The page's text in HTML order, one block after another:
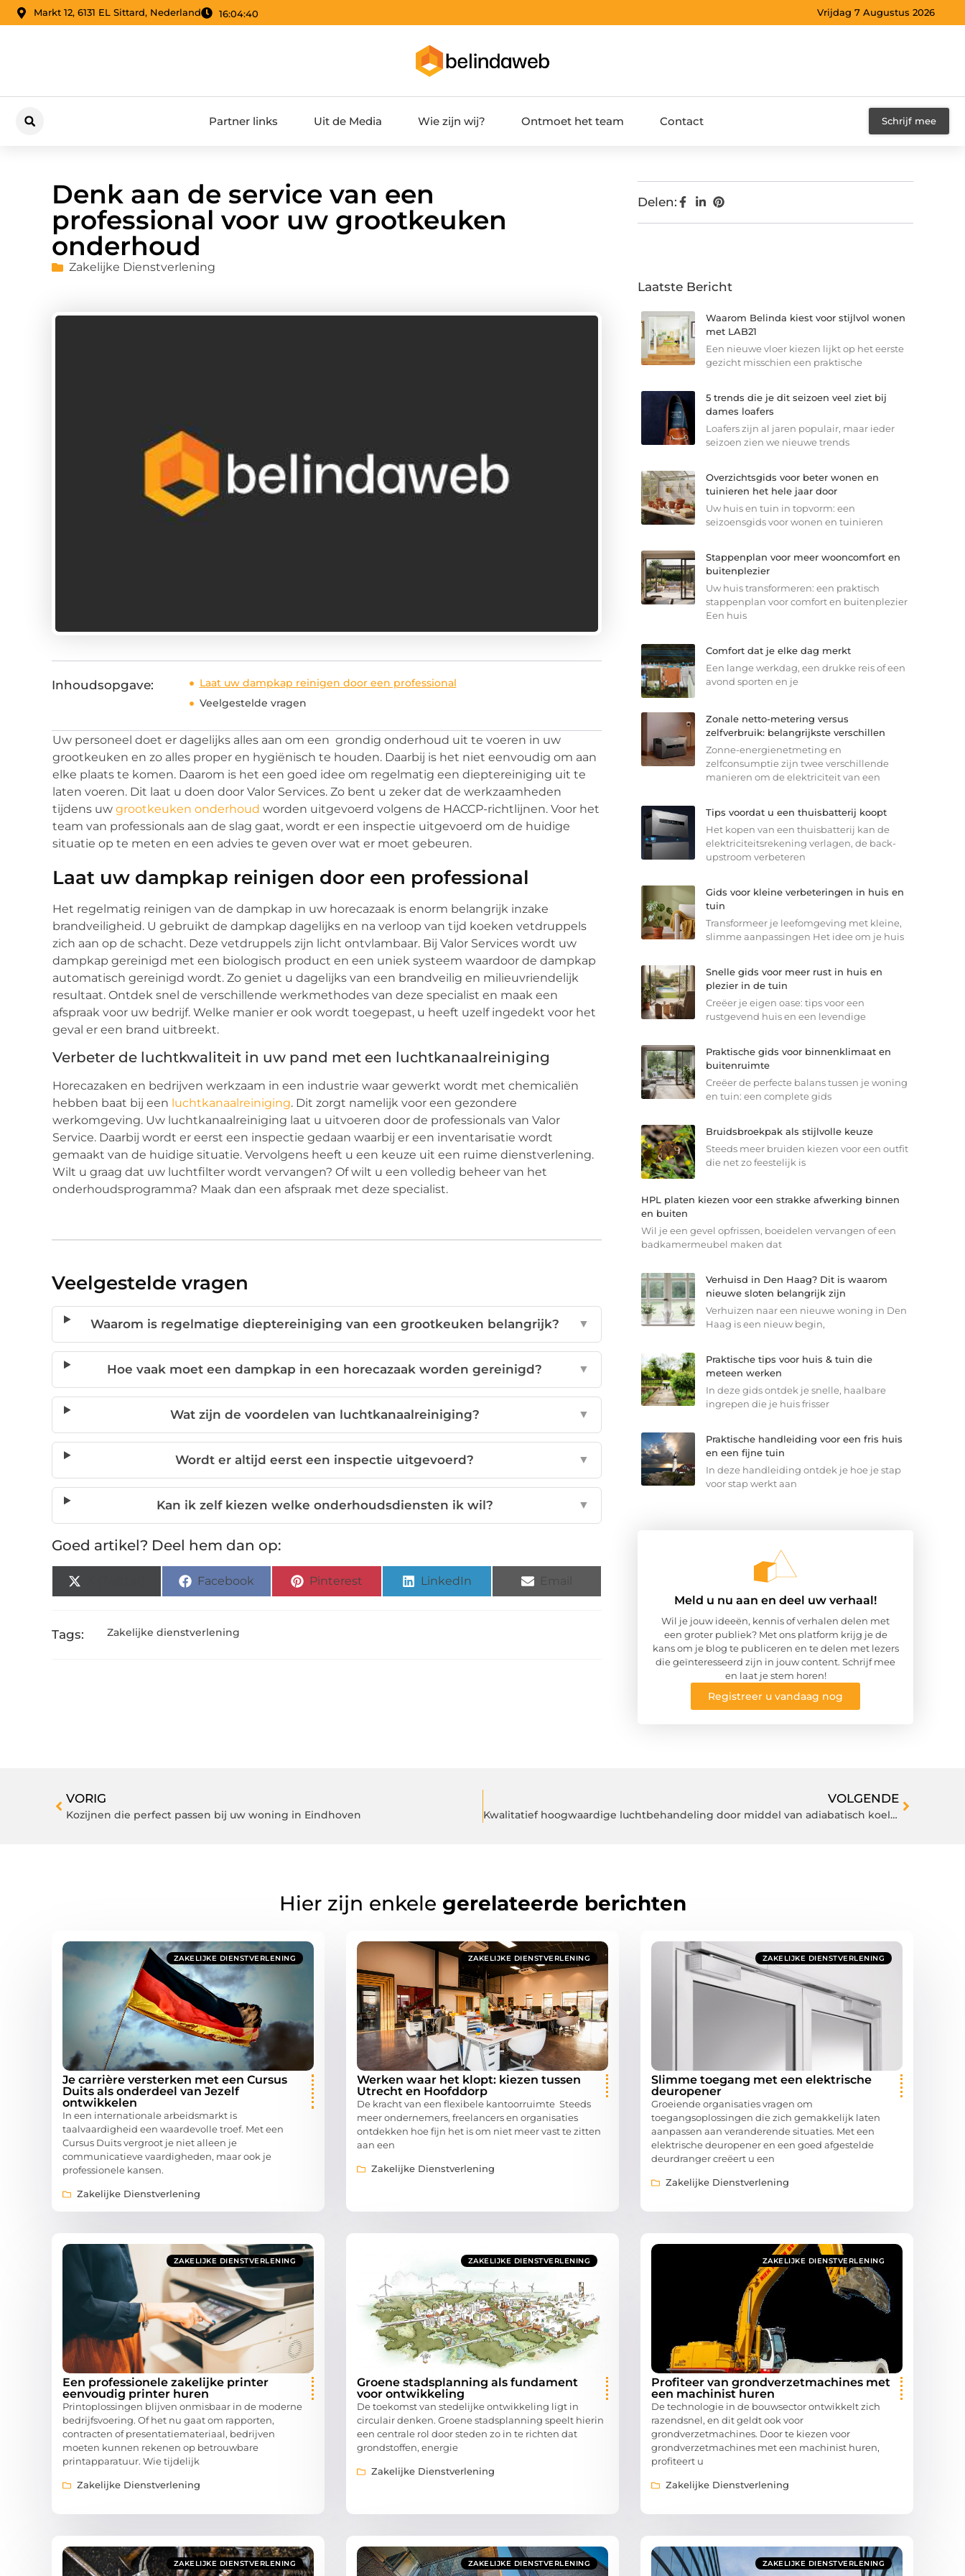
Markt 12, 6131 EL Sittard, Nederland 16:04:41 Vrijdag 7 Augustus 2026
Partner links Uit de Media Wie zijn wij? Ontmoet het team Contact Schrijf mee
Denk aan de service van een
professional voor uw grootkeuken
onderhoud
Zakelijke Dienstverlening
Inhoudsopgave:
Laat uw dampkap reinigen door een professional
Veelgestelde vragen
Uw personeel doet er dagelijks alles aan om een grondig onderhoud uit te voeren in uw
grootkeuken en zo alles proper en hygiënisch te houden. Daarbij is het niet eenvoudig om aan
elke plaats te komen. Daarom is het een goed idee om regelmatig een dieptereiniging uit te
laten voeren. Dit laat u doen door Valor Services. Zo bent u zeker dat de werkzaamheden
tijdens uw grootkeuken onderhoud worden uitgevoerd volgens de HACCP-richtlijnen. Voor het
team van professionals aan de slag gaat, wordt er een inspectie uitgevoerd om de huidige
situatie op te meten en een advies te geven over wat er moet gebeuren.
Laat uw dampkap reinigen door een professional
Het regelmatig reinigen van de dampkap in uw horecazaak is enorm belangrijk inzake
brandveiligheid. U gebruikt de dampkap dagelijks en na verloop van tijd koeken vetdruppels
zich aan op de schacht. Deze vetdruppels zijn licht ontvlambaar. Bij Valor Services wordt uw
dampkap gereinigd met een biologisch product en een uniek systeem waardoor de dampkap
automatisch gereinigd wordt. Zo geniet u dagelijks van een brandveilig en milieuvriendelijk
resultaat. Ontdek snel de verschillende werkmethodes van deze specialist en maak een
afspraak voor uw bedrijf. Welke manier er ook wordt toegepast, u heeft uzelf ingedekt voor het
geval er een brand uitbreekt.
Verbeter de luchtkwaliteit in uw pand met een luchtkanaalreiniging
Horecazaken en bedrijven werkzaam in een industrie waar gewerkt wordt met chemicaliën
hebben baat bij een luchtkanaalreiniging. Dit zorgt namelijk voor een gezondere
werkomgeving. Uw luchtkanaalreiniging laat u uitvoeren door de professionals van Valor
Service. Daarbij wordt er eerst een inspectie gedaan waarbij er een inventarisatie wordt
gemaakt van de huidige situatie. Vervolgens heeft u een keuze uit een ruime dienstverlening.
Wilt u graag dat uw luchtfilter wordt vervangen? Of wilt u een volledig beheer van het
onderhoudsprogramma? Maak dan een afspraak met deze specialist.
Veelgestelde vragen
Waarom is regelmatige dieptereiniging van een grootkeuken belangrijk? ▼
Hoe vaak moet een dampkap in een horecazaak worden gereinigd? ▼
Wat zijn de voordelen van luchtkanaalreiniging? ▼
Wordt er altijd eerst een inspectie uitgevoerd? ▼
Kan ik zelf kiezen welke onderhoudsdiensten ik wil? ▼
Goed artikel? Deel hem dan op:
Facebook Pinterest LinkedIn
Tags: Zakelijke dienstverlening
Delen:
Laatste Bericht
Waarom Belinda kiest voor stijlvol wonen
met LAB21
Een nieuwe vloer kiezen lijkt op het eerste
gezicht misschien een praktische
5 trends die je dit seizoen veel ziet bij
dames loafers
Loafers zijn al jaren populair, maar ieder
seizoen zien we nieuwe trends
Overzichtsgids voor beter wonen en
tuinieren het hele jaar door
Uw huis en tuin in topvorm: een
seizoensgids voor wonen en tuinieren
Stappenplan voor meer wooncomfort en
buitenplezier
Uw huis transformeren: een praktisch
stappenplan voor comfort en buitenplezier
Een huis
Comfort dat je elke dag merkt
Een lange werkdag, een drukke reis of een
avond sporten en je
Zonale netto-metering versus
zelfverbruik: belangrijkste verschillen
Zonne-energienetmeting en
zelfconsumptie zijn twee verschillende
manieren om de elektriciteit van een
Tips voordat u een thuisbatterij koopt
Het kopen van een thuisbatterij kan de
elektriciteitsrekening verlagen, de back-
upstroom verbeteren
Gids voor kleine verbeteringen in huis en
tuin
Transformeer je leefomgeving met kleine,
slimme aanpassingen Het idee om je huis
Snelle gids voor meer rust in huis en
plezier in de tuin
Creëer je eigen oase: tips voor een
rustgevend huis en een levendige
Praktische gids voor binnenklimaat en
buitenruimte
Creëer de perfecte balans tussen je woning
en tuin: een complete gids
Bruidsbroekpak als stijlvolle keuze
Steeds meer bruiden kiezen voor een outfit
die net zo feestelijk is
HPL platen kiezen voor een strakke afwerking binnen
en buiten
Wil je een gevel opfrissen, boeidelen vervangen of een
badkamermeubel maken dat
Verhuisd in Den Haag? Dit is waarom
nieuwe sloten belangrijk zijn
Verhuizen naar een nieuwe woning in Den
Haag is een nieuw begin,
Praktische tips voor huis & tuin die
meteen werken
In deze gids ontdek je snelle, haalbare
ingrepen die je huis frisser
Praktische handleiding voor een fris huis
en een fijne tuin
In deze handleiding ontdek je hoe je stap
voor stap werkt aan
Meld u nu aan en deel uw verhaal!
Wil je jouw ideeën, kennis of verhalen delen met
een groter publiek? Met ons platform krijg je de
kans om je blog te publiceren en te delen met lezers
die geïnteresseerd zijn in jouw content. Schrijf mee
en laat je stem horen!
Registreer u vandaag nog
VORIG
Kozijnen die perfect passen bij uw woning in Eindhoven
VOLGENDE
Kwalitatief hoogwaardige luchtbehandeling door middel van adiabatisch koelen
Hier zijn enkele gerelateerde berichten
ZAKELIJKE DIENSTVERLENING
Je carrière versterken met een Cursus
Duits als onderdeel van Jezelf
ontwikkelen
In een internationale arbeidsmarkt is
taalvaardigheid een waardevolle troef. Met een
Cursus Duits vergroot je niet alleen je
communicatieve vaardigheden, maar ook je
professionele kansen.
Zakelijke Dienstverlening
ZAKELIJKE DIENSTVERLENING
Werken waar het klopt: kiezen tussen
Utrecht en Hoofddorp
De kracht van een flexibele kantoorruimte Steeds
meer ondernemers, freelancers en organisaties
ontdekken hoe fijn het is om niet meer vast te zitten
aan een
Zakelijke Dienstverlening
ZAKELIJKE DIENSTVERLENING
Slimme toegang met een elektrische
deuropener
Groeiende organisaties vragen om
toegangsoplossingen die zich gemakkelijk laten
aanpassen aan veranderende situaties. Met een
elektrische deuropener en een goed afgestelde
deurdranger creëert u een
Zakelijke Dienstverlening
ZAKELIJKE DIENSTVERLENING
Een professionele zakelijke printer
eenvoudig printer huren
Printoplossingen blijven onmisbaar in de moderne
bedrijfsvoering. Of het nu gaat om rapporten,
contracten of presentatiemateriaal, bedrijven
moeten kunnen rekenen op betrouwbare
printapparatuur. Wie tijdelijk
Zakelijke Dienstverlening
ZAKELIJKE DIENSTVERLENING
Groene stadsplanning als fundament
voor ontwikkeling
De toekomst van stedelijke ontwikkeling ligt in
circulair denken. Groene stadsplanning speelt hierin
een centrale rol door steden zo in te richten dat
grondstoffen, energie
Zakelijke Dienstverlening
ZAKELIJKE DIENSTVERLENING
Profiteer van grondverzetmachines met
een machinist huren
De technologie in de bouwsector ontwikkelt zich
razendsnel, en dit geldt ook voor
grondverzetmachines. Door te kiezen voor
grondverzetmachines met een machinist huren,
profiteert u
Zakelijke Dienstverlening
ZAKELIJKE DIENSTVERLENING ZAKELIJKE DIENSTVERLENING ZAKELIJKE DIENSTVERLENING